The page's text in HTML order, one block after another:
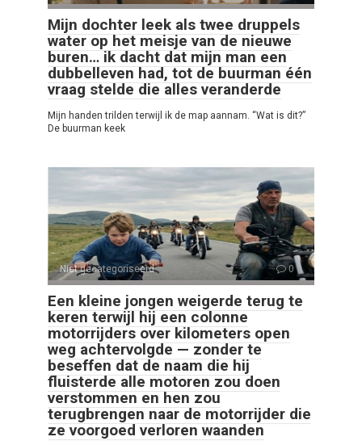
Mijn dochter leek als twee druppels
water op het meisje van de nieuwe
buren… ik dacht dat mijn man een
dubbelleven had, tot de buurman één
vraag stelde die alles veranderde
Mijn handen trilden terwijl ik de map aannam. “Wat is dit?”
De buurman keek
Niet gecategoriseerd 0
Een kleine jongen weigerde terug te
keren terwijl hij een colonne
motorrijders over kilometers open
weg achtervolgde — zonder te
beseffen dat de naam die hij
fluisterde alle motoren zou doen
verstommen en hen zou
terugbrengen naar de motorrijder die
ze voorgoed verloren waanden